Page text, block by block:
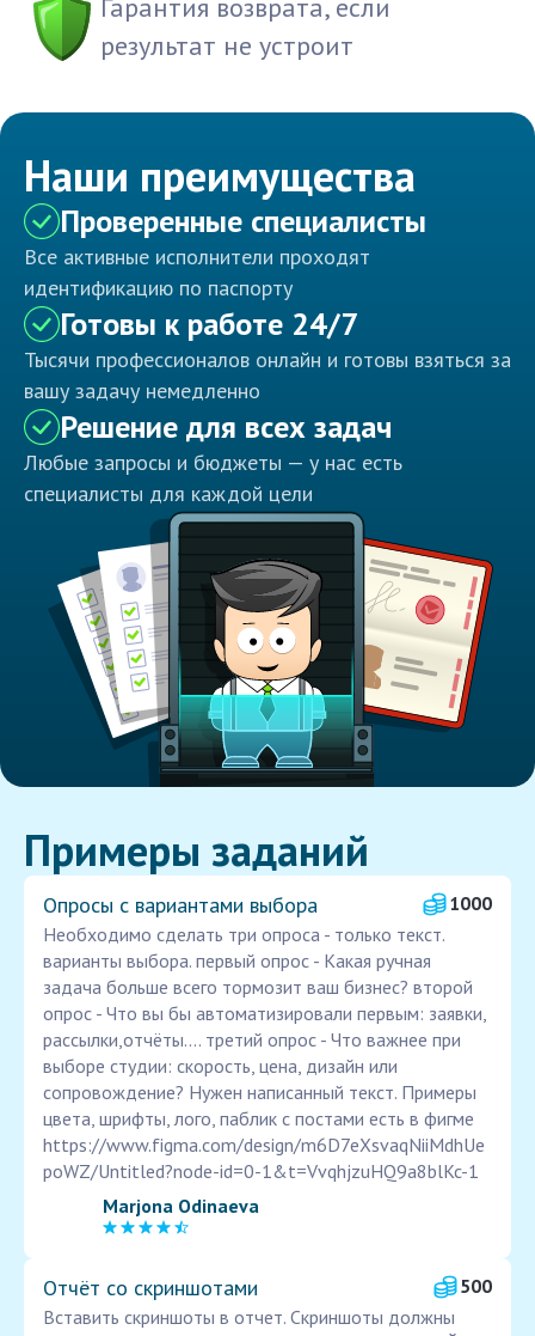
Гарантия возврата, если
результат не устроит
Наши преимущества
Проверенные специалисты
Все активные исполнители проходят
идентификацию по паспорту
Готовы к работе 24/7
Тысячи профессионалов онлайн и готовы взяться за
вашу задачу немедленно
Решение для всех задач
Любые запросы и бюджеты — у нас есть
специалисты для каждой цели
Примеры заданий
Опросы с вариантами выбора
1000
Необходимо сделать три опроса - только текст.
варианты выбора. первый опрос - Какая ручная
задача больше всего тормозит ваш бизнес? второй
опрос - Что вы бы автоматизировали первым: заявки,
рассылки,отчёты.... третий опрос - Что важнее при
выборе студии: скорость, цена, дизайн или
сопровождение? Нужен написанный текст. Примеры
цвета, шрифты, лого, паблик с постами есть в фигме
https://www.figma.com/design/m6D7eXsvaqNiiMdhUe
poWZ/Untitled?node-id=0-1&t=VvqhjzuHQ9a8blKc-1
Marjona Odinaeva
Отчёт со скриншотами
500
Вставить скриншоты в отчет. Скриншоты должны